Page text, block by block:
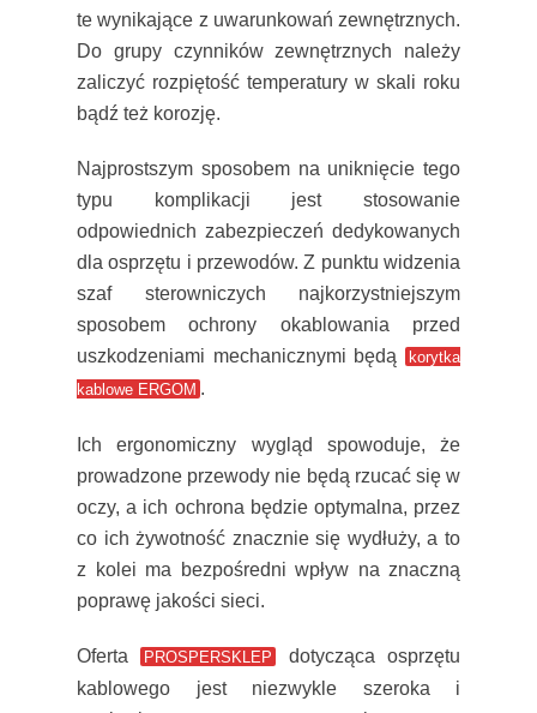
te wynikające z uwarunkowań zewnętrznych.
Do grupy czynników zewnętrznych należy
zaliczyć rozpiętość temperatury w skali roku
bądź też korozję.
Najprostszym sposobem na uniknięcie tego
typu komplikacji jest stosowanie
odpowiednich zabezpieczeń dedykowanych
dla osprzętu i przewodów. Z punktu widzenia
szaf sterowniczych najkorzystniejszym
sposobem ochrony okablowania przed
uszkodzeniami mechanicznymi będą
korytka
kablowe ERGOM .
Ich ergonomiczny wygląd spowoduje, że
prowadzone przewody nie będą rzucać się w
oczy, a ich ochrona będzie optymalna, przez
co ich żywotność znacznie się wydłuży, a to
z kolei ma bezpośredni wpływ na znaczną
poprawę jakości sieci.
Oferta PROSPERSKLEP
dotycząca osprzętu
kablowego jest niezwykle szeroka i